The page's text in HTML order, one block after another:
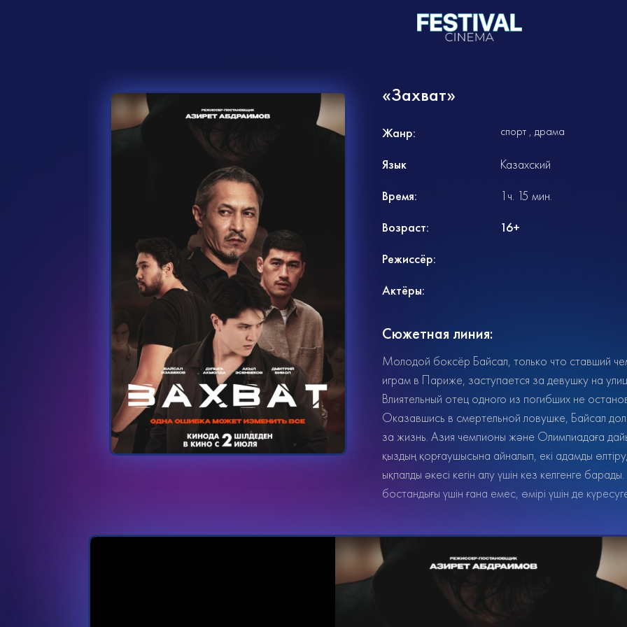
«Захват»
Жанр: спорт драма
Язык
Казахский
Время:
1ч. 15 мин.
Возраст:
16+
Режиссёр:
Актёры:
Сюжетная линия:
Молодой боксёр Байсал, только что ставший
играм в Париже, заступается за девушку на
Влиятельный отец одного из погибших не
Оказавшись в смертельной ловушке, Байсал
за жизнь. Азия чемпионы және Олимпиадаға
қыздың қорғаушысына айналып, екі адамды
ықпалды әкесі кегін алу үшін кез келгенге
бостандығы үшін ғана емес, өмірі үшін де